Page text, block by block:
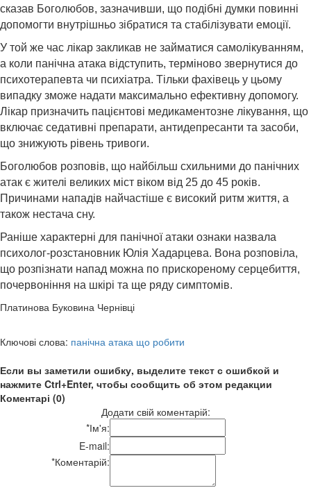
сказав Боголюбов, зазначивши, що подібні думки повинні
допомогти внутрішньо зібратися та стабілізувати емоції.
У той же час лікар закликав не займатися самолікуванням,
а коли панічна атака відступить, терміново звернутися до
психотерапевта чи психіатра. Тільки фахівець у цьому
випадку зможе надати максимально ефективну допомогу.
Лікар призначить пацієнтові медикаментозне лікування, що
включає седативні препарати, антидепресанти та засоби,
що знижують рівень тривоги.
Боголюбов розповів, що найбільш схильними до панічних
атак є жителі великих міст віком від 25 до 45 років.
Причинами нападів найчастіше є високий ритм життя, а
також нестача сну.
Раніше характерні для панічної атаки ознаки назвала
психолог-розстановник Юлія Хадарцева. Вона розповіла,
що розпізнати напад можна по прискореному серцебиття,
почервоніння на шкірі та ще ряду симптомів.
Платинова Буковина Чернівці
Ключові слова: панічна атака що робити
Если вы заметили ошибку, выделите текст с ошибкой и
нажмите Ctrl+Enter, чтобы сообщить об этом редакции
Коментарі (0)
Додати свій коментарій:
*Ім'я:
E-mail:
*Коментарій: